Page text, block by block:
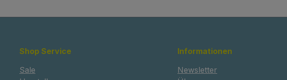
Shop Service
Sale
Informationen
Newsletter